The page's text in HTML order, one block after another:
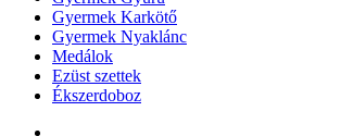
Gyermek Karkötő
Gyermek Nyaklánc
Medálok
Ezüst szettek
Ékszerdoboz